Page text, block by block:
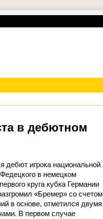
в дебютном
дебют игрока национальной
в немецком
круга кубка Германии
«Бремер» со счетом
в основе, отметился двумя
В первом случае